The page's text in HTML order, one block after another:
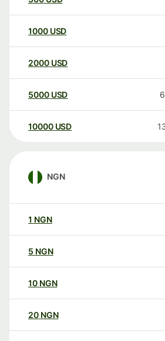
1000 USD
2000 USD
5000 USD
10000 USD
NGN
1 NGN
5 NGN
10 NGN
20 NGN